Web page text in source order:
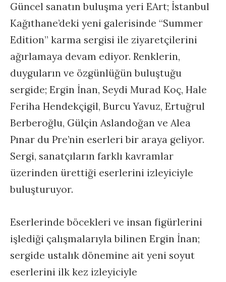
Güncel sanatın buluşma yeri EArt; İstanbul
Kağıthane’deki yeni galerisinde “Summer
Edition” karma sergisi ile ziyaretçilerini
ağırlamaya devam ediyor. Renklerin,
duyguların ve özgünlüğün buluştuğu
sergide; Ergin İnan, Seydi Murad Koç, Hale
Feriha Hendekçigil, Burcu Yavuz, Ertuğrul
Berberoğlu, Gülçin Aslandoğan ve Alea
Pınar du Pre’nin eserleri bir araya geliyor.
Sergi, sanatçıların farklı kavramlar
üzerinden ürettiği eserlerini izleyiciyle
buluşturuyor.
Eserlerinde böcekleri ve insan figürlerini
işlediği çalışmalarıyla bilinen Ergin İnan;
sergide ustalık dönemine ait yeni soyut
eserlerini ilk kez izleyiciyle